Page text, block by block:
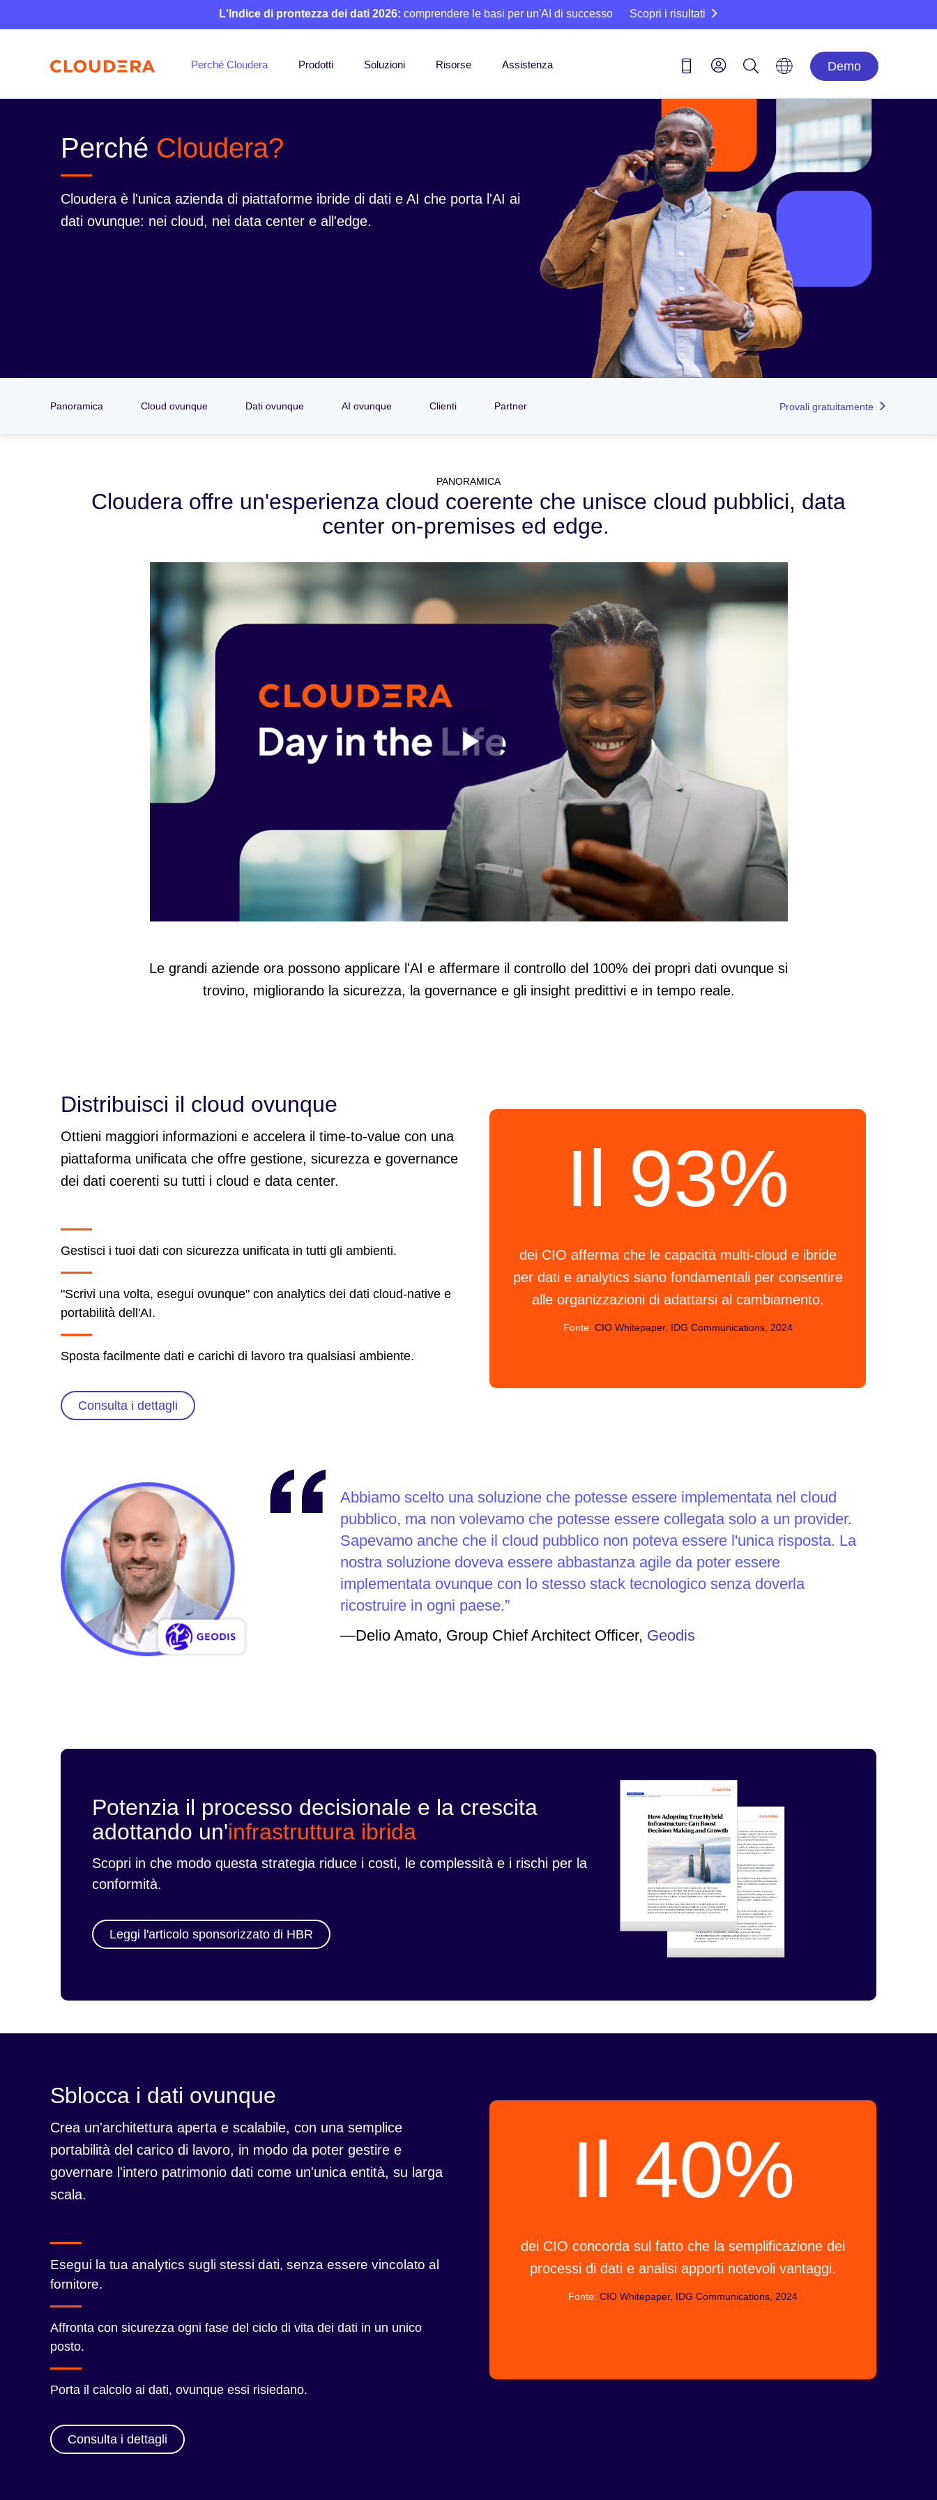
L'Indice di prontezza dei dati 2026: comprendere le basi per un'AI di successo Scopri i risultati
Perché Cloudera Prodotti Soluzioni Risorse Assistenza Demo
Perché Cloudera?
Cloudera è l'unica azienda di piattaforme ibride di dati e AI che porta l'AI ai
dati ovunque: nei cloud, nei data center e all'edge.
Panoramica Cloud ovunque Dati ovunque AI ovunque Clienti Partner Provali gratuitamente
PANORAMICA
Cloudera offre un'esperienza cloud coerente che unisce cloud pubblici, data
center on-premises ed edge.
Play
Video
Le grandi aziende ora possono applicare l'AI e affermare il controllo del 100% dei propri dati ovunque si
trovino, migliorando la sicurezza, la governance e gli insight predittivi e in tempo reale.
Distribuisci il cloud ovunque
Ottieni maggiori informazioni e accelera il time-to-value con una
piattaforma unificata che offre gestione, sicurezza e governance
dei dati coerenti su tutti i cloud e data center.
Gestisci i tuoi dati con sicurezza unificata in tutti gli ambienti.
"Scrivi una volta, esegui ovunque" con analytics dei dati cloud-native e
portabilità dell'AI.
Sposta facilmente dati e carichi di lavoro tra qualsiasi ambiente.
Consulta i dettagli
Il 93%
dei CIO afferma che le capacità multi-cloud e ibride
per dati e analytics siano fondamentali per consentire
alle organizzazioni di adattarsi al cambiamento.
Fonte: CIO Whitepaper, IDG Communications, 2024
Abbiamo scelto una soluzione che potesse essere implementata nel cloud
pubblico, ma non volevamo che potesse essere collegata solo a un provider.
Sapevamo anche che il cloud pubblico non poteva essere l'unica risposta. La
nostra soluzione doveva essere abbastanza agile da poter essere
implementata ovunque con lo stesso stack tecnologico senza doverla
ricostruire in ogni paese.
—Delio Amato, Group Chief Architect Officer, Geodis
Potenzia il processo decisionale e la crescita
adottando un'infrastruttura ibrida
Scopri in che modo questa strategia riduce i costi, le complessità e i rischi per la
conformità.
Leggi l'articolo sponsorizzato di HBR
Sblocca i dati ovunque
Crea un'architettura aperta e scalabile, con una semplice
portabilità del carico di lavoro, in modo da poter gestire e
governare l'intero patrimonio dati come un'unica entità, su larga
scala.
Esegui la tua analytics sugli stessi dati, senza essere vincolato al
fornitore.
Affronta con sicurezza ogni fase del ciclo di vita dei dati in un unico
posto.
Porta il calcolo ai dati, ovunque essi risiedano.
Consulta i dettagli
Il 40%
dei CIO concorda sul fatto che la semplificazione dei
processi di dati e analisi apporti notevoli vantaggi.
Fonte: CIO Whitepaper, IDG Communications, 2024